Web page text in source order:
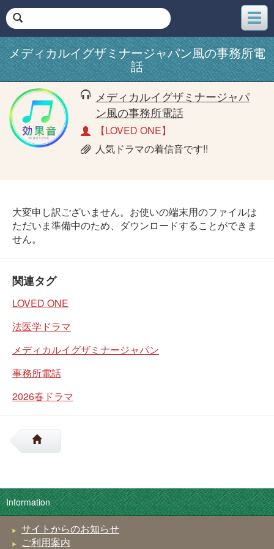
メ
ニ
ュ
ー
メディカルイグザミナージャパン風の事務所電
話
メディカルイグザミナージャパ
ン風の事務所電話
【LOVED ONE】
人気ドラマの着信音です!!
大変申し訳ございません。お使いの端末用のファイルは
ただいま準備中のため、ダウンロードすることができま
せん。
関連タグ
LOVED ONE
法医学ドラマ
メディカルイグザミナージャパン
事務所電話
2026春ドラマ
Information
サイトからのお知らせ
ご利用案内